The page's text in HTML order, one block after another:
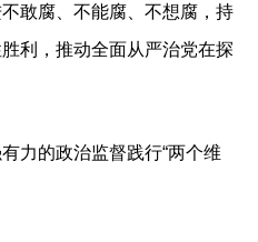
敢腐、不能腐、不想腐，持
利，推动全面从严治党在探
的政治监督践行“两个维